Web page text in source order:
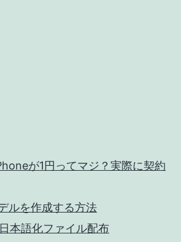
が1円ってマジ？実際に契約
ルを作成する方法
本語化ファイル配布